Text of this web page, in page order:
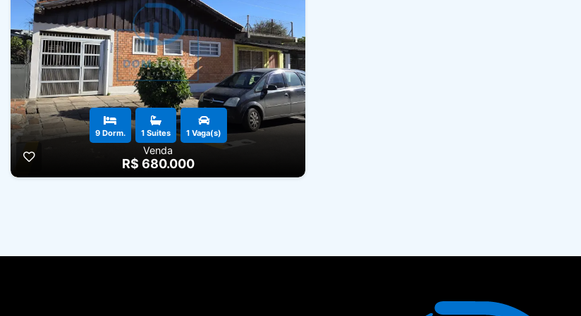
9 Dorm. 1 Suites 1 Vaga(s)
Venda
R$ 680.000